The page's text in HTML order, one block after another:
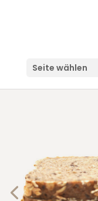
Seite wählen